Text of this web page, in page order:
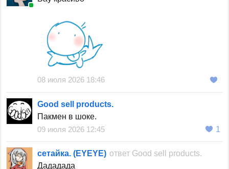
08 июля 2026 18:46
Good sell products.
Пакмен в шоке.
09 июля 2026 12:45
1
сетайка. (EYEYE) ответ Good sell products.
Дададада